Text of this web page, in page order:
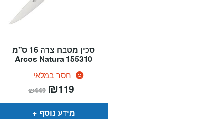
סכין מטבח צרה 16 ס"מ
155310 Arcos Natura
חסר במלאי
₪449 המחיר
המקורי
היה:
₪449.
₪119
הוא:
מידע נוסף